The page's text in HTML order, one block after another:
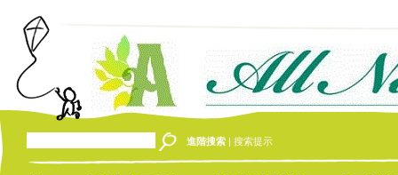
進階搜索 | 搜索提示